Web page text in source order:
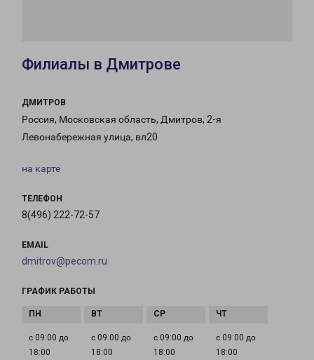
Филиалы в Дмитрове
ДМИТРОВ
Россия, Московская область, Дмитров, 2-я
Левонабережная улица, вл20
на карте
ТЕЛЕФОН
8(496) 222-72-57
EMAIL
dmitrov@pecom.ru
ГРАФИК РАБОТЫ
с 09:00 до
18:00
с 09:00 до
18:00
с 09:00 до
18:00
с 09:00 до
18:00